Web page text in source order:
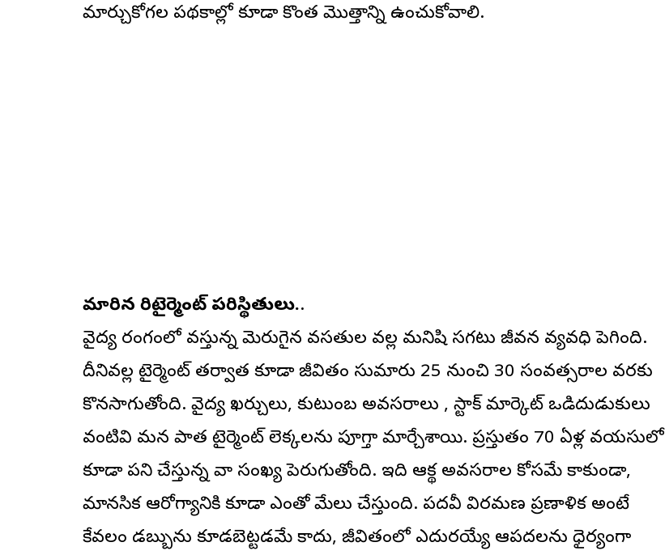
మార్చుకోగల పథకాల్లో కూడా కొంత మొత్తాన్ని ఉంచుకోవాలి.
మారిన రిటైర్మెంట్ పరిస్థితులు..
వైద్య రంగంలో వస్తున్న మెరుగైన వసతుల వల్ల మనిషి సగటు జీవన వ్యవధి పెరిగింది.
దీనివల్ల రిటైర్మెంట్ తర్వాత కూడా జీవితం సుమారు 25 నుంచి 30 సంవత్సరాల వరకు
కొనసాగుతోంది. వైద్య ఖర్చులు, కుటుంబ అవసరాలు , స్టాక్ మార్కెట్ ఒడిదుడుకులు
వంటివి మన పాత రిటైర్మెంట్ లెక్కలను పూర్తిగా మార్చేశాయి. ప్రస్తుతం 70 ఏళ్ల వయసులో
కూడా పని చేస్తున్న వారి సంఖ్య పెరుగుతోంది. ఇది ఆర్థిక అవసరాల కోసమే కాకుండా,
మానసిక ఆరోగ్యానికి కూడా ఎంతో మేలు చేస్తుంది. పదవీ విరమణ ప్రణాళిక అంటే
కేవలం డబ్బును కూడబెట్టడమే కాదు, జీవితంలో ఎదురయ్యే ఆపదలను ధైర్యంగా